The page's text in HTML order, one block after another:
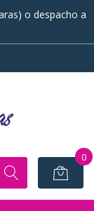
o despacho a
0